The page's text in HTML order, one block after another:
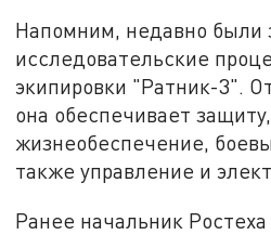
Напомним, недавно были
исследовательские
экипировки "Ратник-3".
она обеспечивает защиту,
жизнеобеспечение,
также управление и
Ранее начальник